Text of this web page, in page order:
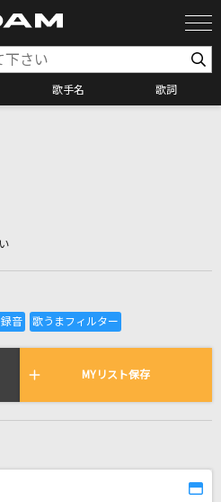
歌手名 歌詞
ケ店舗検索
りれき
われている曲の一覧
MYリスト保存